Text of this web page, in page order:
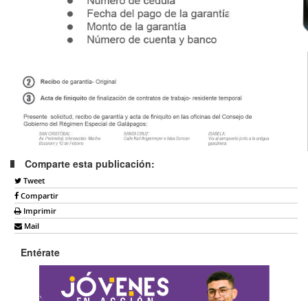
Comparte esta publicación:
Tweet
Compartir
Imprimir
Mail
Entérate